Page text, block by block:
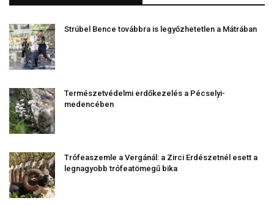
Strúbel Bence továbbra is legyőzhetetlen a Mátrában
Természetvédelmi erdőkezelés a Pécselyi-
medencében
Trófeaszemle a Vergánál: a Zirci Erdészetnél esett a
legnagyobb trófeatömegű bika